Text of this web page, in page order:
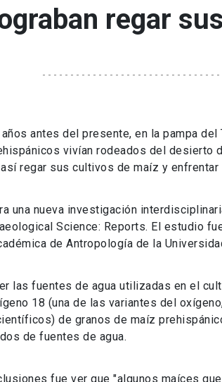
regar
antes del presente, en la pampa del
vivían rodeados del desierto
así regar sus cultivos de maíz y
una nueva investigación
Science: Reports. El estudio
de Antropología de la
las fuentes de agua utilizadas en el
18 (una de las variantes del
de granos de maíz
de fuentes de agua.
fue ver que "algunos maíces